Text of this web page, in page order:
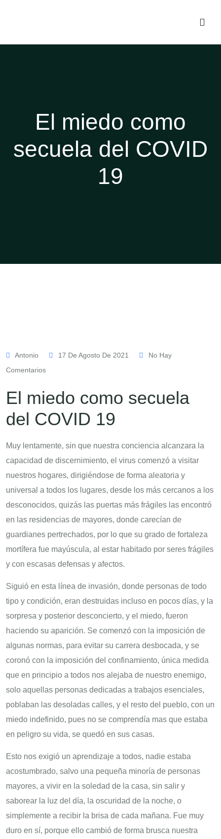
El miedo como
secuela del COVID
19
Antonio 17 De Agosto De 2021
No Hay
Comentarios
El miedo como secuela
del COVID 19
Muy lentamente, sin que nuestra conciencia alcanzara la
capacidad de discernimiento, el virus comenzó a visitar
nuestros hogares, dirigiéndose de forma aleatoria y
universal a todos los lugares, desde los más cercanos a los
desconocidos, quizás las puertas más frágiles las encontró
en las residencias de mayores, donde carecían de
guardianes pertrechados, por lo que su grado de fortaleza
mortífera fue mayúscula, al estar habitado por seres frágiles
y con escasas defensas y afectos.
Siguió en esta línea de invasión, donde personas de todo
tipo y condición, eran destruidas incluso en pocos días, y la
sorpresa y posterior desconcierto, y el miedo, fueron
haciendo su aparición. Se comenzó con la imposición de
algunas normas, para evitar su carrera desbocada, y se
coronó con la imposición del confinamiento, única medida
que en principio a todos nos alejaba de nuestro enemigo,
solo aquellas personas dedicadas a trabajos esenciales,
poblaban las desoladas calles, y el resto del pueblo, con un
miedo indefinido, pues no se comprendía mas que estaba
en peligro su vida, se quedó en sus casas.
Esto nos exigió un aprendizaje a todos, nadie estaba
acostumbrado, salvo una pequeña minoría de personas
mayores, a vivir en la soledad de la casa, sin salir y
saborear la luz del día, la oscuridad de la noche, o
simplemente a recibir la brisa de cada mañana. Fue muy
duro en sí, porque ello cambió de forma brusca nuestra